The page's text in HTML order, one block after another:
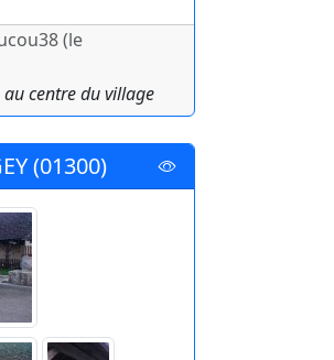
(le
centre du village
(01300)